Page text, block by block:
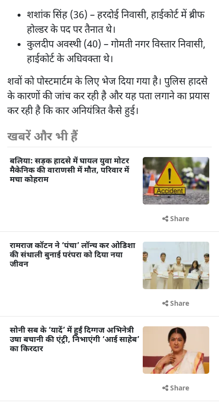
शशांक सिंह (36) – हरदोई निवासी, हाईकोर्ट में ब्रीफ
होल्डर के पद पर तैनात थे।
कुलदीप अवस्थी (40) – गोमती नगर विस्तार निवासी,
हाईकोर्ट के अधिवक्ता थे।
शवों को पोस्टमार्टम के लिए भेज दिया गया है। पुलिस हादसे
के कारणों की जांच कर रही है और यह पता लगाने का प्रयास
कर रही है कि कार अनियंत्रित कैसे हुई।
खबरें और भी हैं
बलिया: सड़क हादसे में घायल युवा मोटर
मैकेनिक की वाराणसी में मौत, परिवार में
मचा कोहराम
Share
रामराज कॉटन ने ‘पंचा’ लॉन्च कर ओडिशा
की संथाली बुनाई परंपरा को दिया नया
जीवन
Share
सोनी सब के ‘यादें’ में हुईं दिग्गज अभिनेत्री
उषा बचानी की एंट्री, निभाएंगी ‘आई साहेब’
का किरदार
Share